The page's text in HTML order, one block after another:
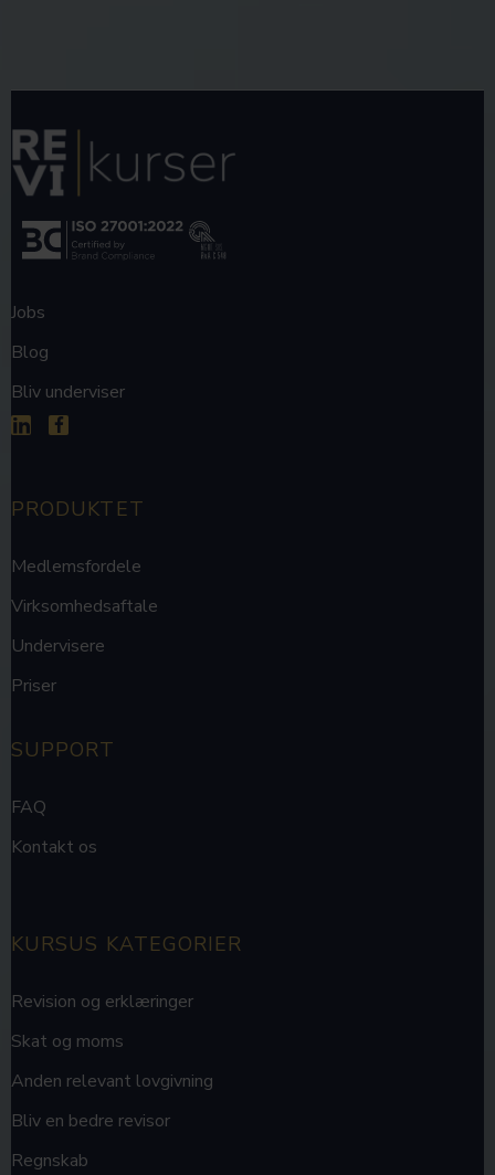
Jobs
Blog
Bliv underviser
 
PRODUKTET
Medlemsfordele
Virksomhedsaftale
Undervisere
Priser
SUPPORT
FAQ
Kontakt os
KURSUS KATEGORIER
Revision og erklæringer
Skat og moms
Anden relevant lovgivning
Bliv en bedre revisor
Regnskab